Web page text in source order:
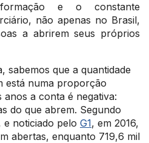
e o constante
não apenas no Brasil,
a abrirem seus próprios
sabemos que a quantidade
está numa proporção
a conta é negativa:
do que abrem. Segundo
e noticiado pelo G1, em 2016,
abertas, enquanto 719,6 mil